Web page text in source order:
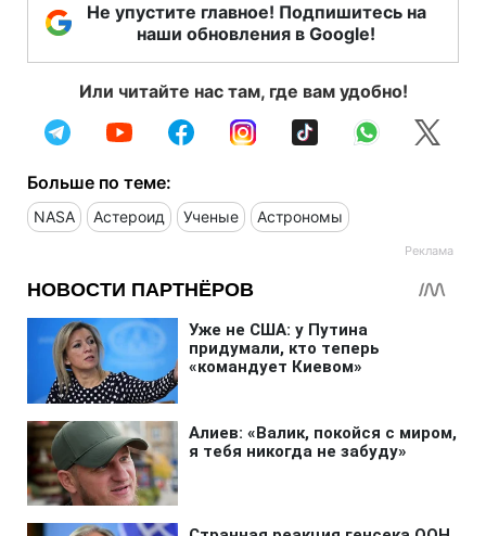
Не упустите главное! Подпишитесь на
наши обновления в Google!
Или читайте нас там, где вам удобно!
Больше по теме:
NASA Астероид Ученые Астрономы